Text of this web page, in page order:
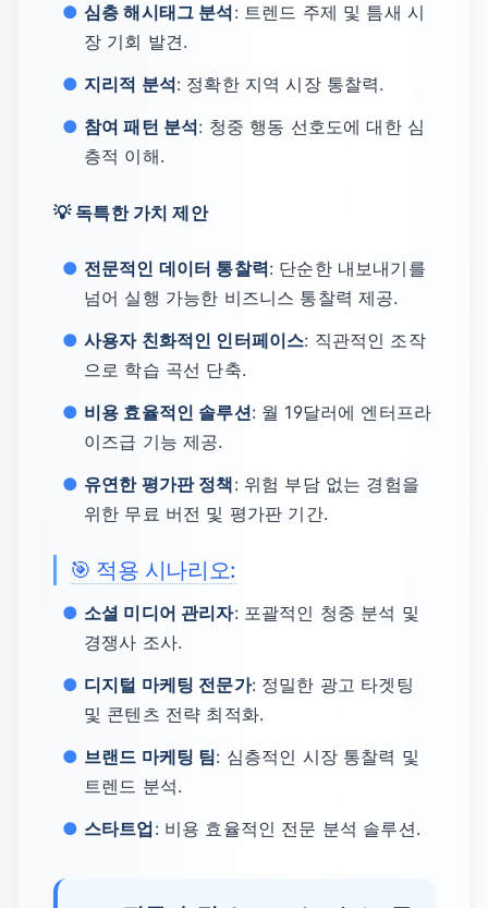
심층 해시태그 분석 : 트렌드 주제 및 틈새 시
장 기회 발견.
지리적 분석: 정확한 지역 시장 통찰력.
참여 패턴 분석: 청중 행동 선호도에 대한 심
층적 이해.
💡 독특한 가치 제안
전문적인 데이터 통찰력: 단순한 내보내기를
넘어 실행 가능한 비즈니스 통찰력 제공.
사용자 친화적인 인터페이스: 직관적인 조작
으로 학습 곡선 단축.
비용 효율적인 솔루션: 월 19달러에 엔터프라
이즈급 기능 제공.
유연한 평가판 정책 : 위험 부담 없는 경험을
위한 무료 버전 및 평가판 기간.
🎯 적용 시나리오:
소셜 미디어 관리자: 포괄적인 청중 분석 및
경쟁사 조사.
디지털 마케팅 전문가: 정밀한 광고 타겟팅
및 콘텐츠 전략 최적화.
브랜드 마케팅 팀: 심층적인 시장 통찰력 및
트렌드 분석.
스타트업 : 비용 효율적인 전문 분석 솔루션.